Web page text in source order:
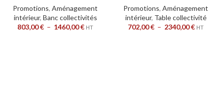
Promotions, Aménagement
intérieur, Banc collectivités
803,00€ – 1460,00€ HT
Promotions, Aménagement
intérieur, Table collectivité
702,00€ – 2340,00€ HT